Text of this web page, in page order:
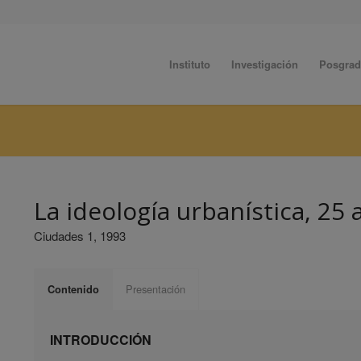
Instituto Investigación
La ideología urbanística, 25
Ciudades 1, 1993
Contenido Presentación
INTRODUCCIÓN